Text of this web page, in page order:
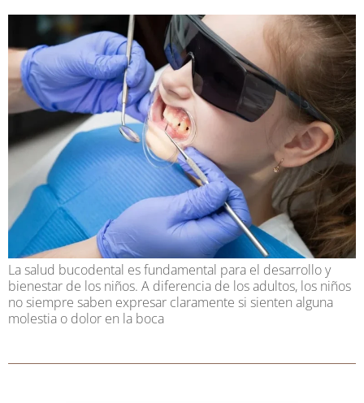
La salud bucodental es fundamental para el desarrollo y
bienestar de los niños. A diferencia de los adultos, los niños
no siempre saben expresar claramente si sienten alguna
molestia o dolor en la boca